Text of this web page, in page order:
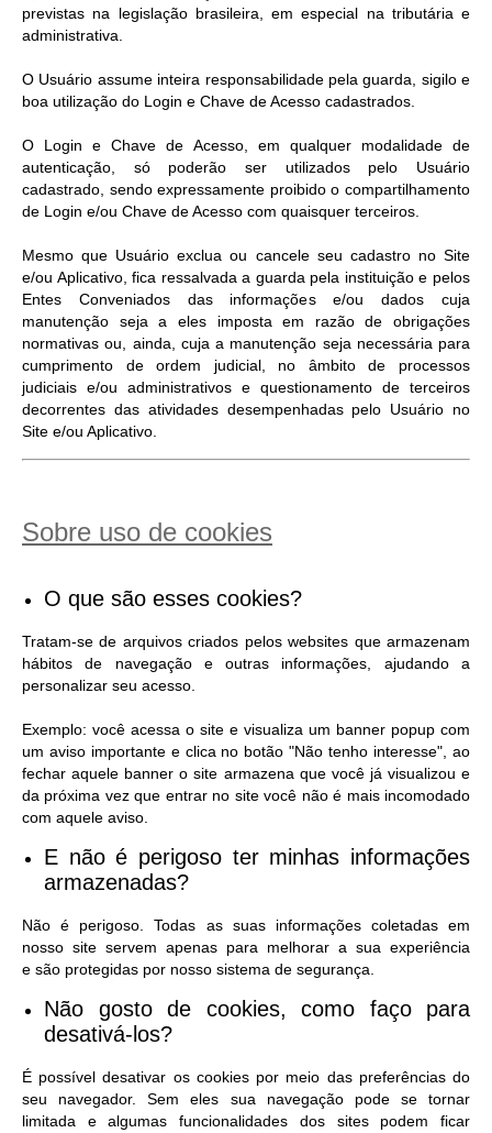
previstas na legislação brasileira, em especial na tributária e
administrativa.
O Usuário assume inteira responsabilidade pela guarda, sigilo e
boa utilização do Login e Chave de Acesso cadastrados.
O Login e Chave de Acesso, em qualquer modalidade de
autenticação, só poderão ser utilizados pelo Usuário
cadastrado, sendo expressamente proibido o compartilhamento
de Login e/ou Chave de Acesso com quaisquer terceiros.
Mesmo que Usuário exclua ou cancele seu cadastro no Site
e/ou Aplicativo, fica ressalvada a guarda pela instituição e pelos
Entes Conveniados das informações e/ou dados cuja
manutenção seja a eles imposta em razão de obrigações
normativas ou, ainda, cuja a manutenção seja necessária para
cumprimento de ordem judicial, no âmbito de processos
judiciais e/ou administrativos e questionamento de terceiros
decorrentes das atividades desempenhadas pelo Usuário no
Site e/ou Aplicativo.
Sobre uso de cookies
O que são esses cookies?
Tratam-se de arquivos criados pelos websites que armazenam
hábitos de navegação e outras informações, ajudando a
personalizar seu acesso.
Exemplo: você acessa o site e visualiza um banner popup com
um aviso importante e clica no botão "Não tenho interesse", ao
fechar aquele banner o site armazena que você já visualizou e
da próxima vez que entrar no site você não é mais incomodado
com aquele aviso.
E não é perigoso ter minhas informações
armazenadas?
Não é perigoso. Todas as suas informações coletadas em
nosso site servem apenas para melhorar a sua experiência
e são protegidas por nosso sistema de segurança.
Não gosto de cookies, como faço para
desativá-los?
É possível desativar os cookies por meio das preferências do
seu navegador. Sem eles sua navegação pode se tornar
limitada e algumas funcionalidades dos sites podem ficar